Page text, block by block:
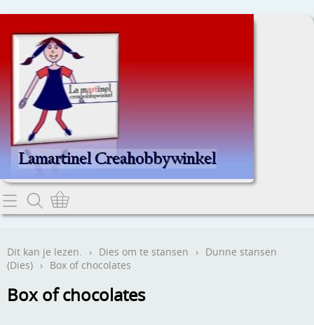
Home
Contact
Webwinkel
Dit kan je lezen. › Dies om te stansen › Dunne stansen
(Dies) › Box of chocolates
Box of chocolates